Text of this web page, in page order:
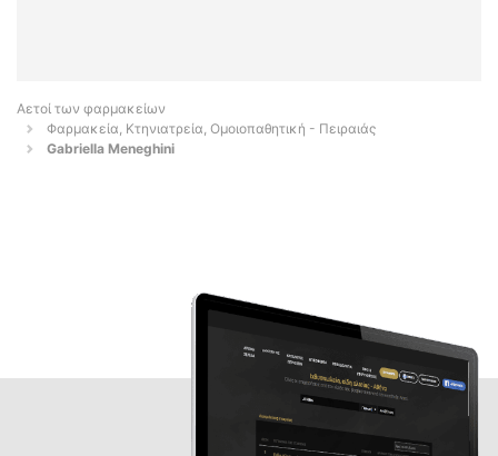
Αετοί των φαρμακείων
Φαρμακεία, Κτηνιατρεία, Ομοιοπαθητική - Πειραιάς
Gabriella Meneghini